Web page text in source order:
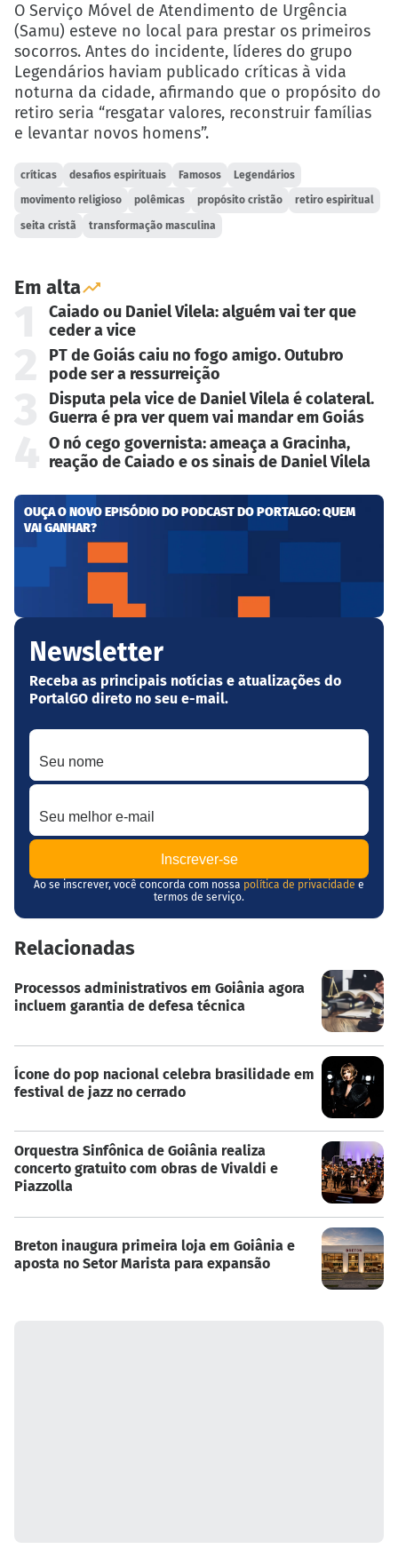
O Serviço Móvel de Atendimento de Urgência
(Samu) esteve no local para prestar os primeiros
socorros. Antes do incidente, líderes do grupo
Legendários haviam publicado críticas à vida
noturna da cidade, afirmando que o propósito do
retiro seria “resgatar valores, reconstruir famílias
e levantar novos homens”.
críticas desafios espirituais Famosos Legendários
movimento religioso polêmicas propósito cristão retiro espiritual
seita cristã transformação masculina
Em alta
Caiado ou Daniel Vilela: alguém vai ter que
ceder a vice
PT de Goiás caiu no fogo amigo. Outubro
pode ser a ressurreição
Disputa pela vice de Daniel Vilela é colateral.
Guerra é pra ver quem vai mandar em Goiás
O nó cego governista: ameaça a Gracinha,
reação de Caiado e os sinais de Daniel Vilela
OUÇA O NOVO EPISÓDIO DO PODCAST DO PORTALGO: QUEM
VAI GANHAR?
Newsletter
Receba as principais notícias e atualizações do
PortalGO direto no seu e-mail.
Seu nome
Seu melhor e-mail
Ao se inscrever, você concorda com nossa política de privacidade e
termos de serviço.
Relacionadas
Processos administrativos em Goiânia agora
incluem garantia de defesa técnica
Ícone do pop nacional celebra brasilidade em
festival de jazz no cerrado
Orquestra Sinfônica de Goiânia realiza
concerto gratuito com obras de Vivaldi e
Piazzolla
Breton inaugura primeira loja em Goiânia e
aposta no Setor Marista para expansão